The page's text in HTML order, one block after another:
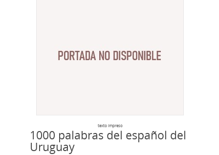
texto impreso
1000 palabras del español del
Uruguay